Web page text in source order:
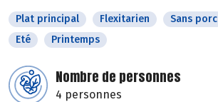
Plat principal Flexitarien Sans porc
Eté
Printemps
Nombre de personnes
4 personnes